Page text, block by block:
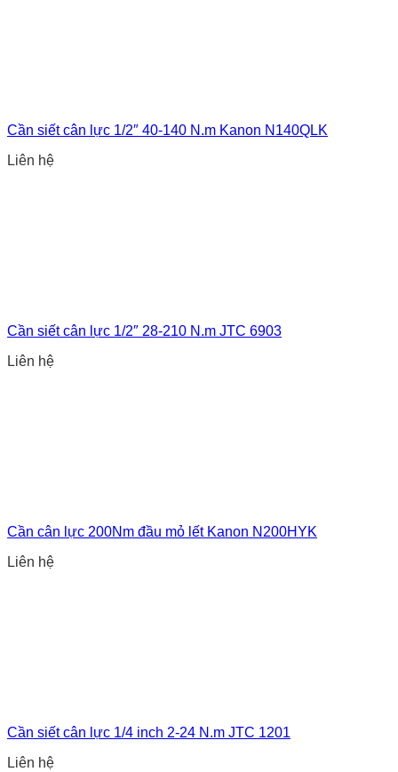
Cần siết cân lực 1/2″ 40-140 N.m Kanon N140QLK
Liên hệ
Cần siết cân lực 1/2″ 28-210 N.m JTC 6903
Liên hệ
Cần cân lực 200Nm đầu mỏ lết Kanon N200HYK
Liên hệ
Cần siết cân lực 1/4 inch 2-24 N.m JTC 1201
Liên hệ